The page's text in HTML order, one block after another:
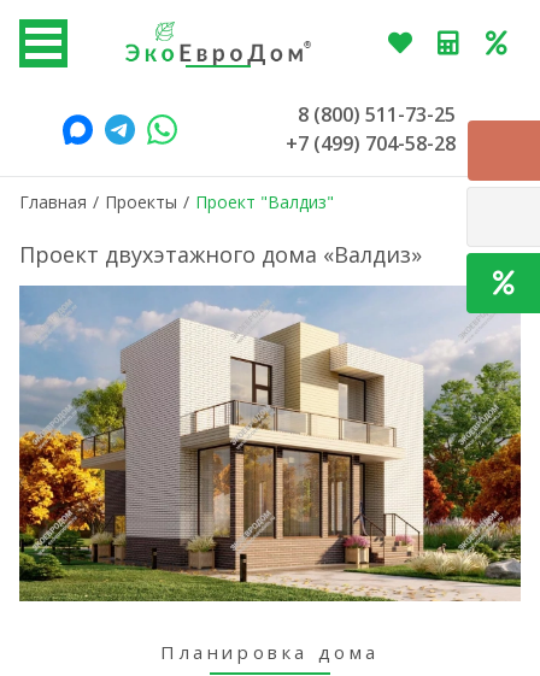
8 (800) 511-73-25
+7 (499) 704-58-28
Главная / Проекты / Проект "Валдиз"
Проект двухэтажного дома «Валдиз»
Планировка дома